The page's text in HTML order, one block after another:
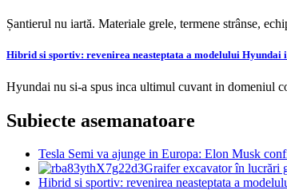
Șantierul nu iartă. Materiale grele, termene strânse,
Hibrid si sportiv: revenirea neasteptata a modelului Hyundai
Hyundai nu si-a spus inca ultimul cuvant in domeniul
Subiecte asemanatoare
Tesla Semi va ajunge in Europa: Elon Musk
Graifer excavator în lucrări
Hibrid si sportiv: revenirea neasteptata a